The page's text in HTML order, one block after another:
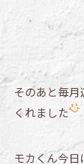
そのあと毎
くれました
モカくん今日